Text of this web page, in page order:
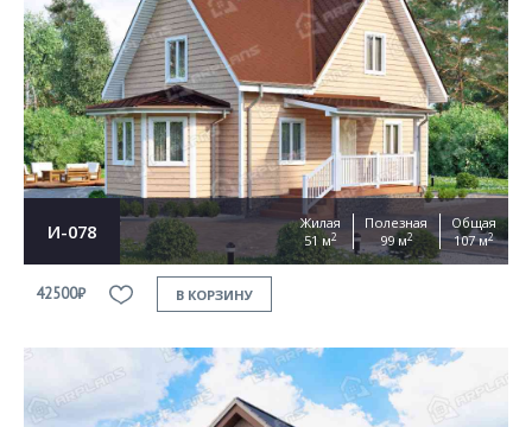
И-078
Жилая
51 м2
Полезная
99 м2
Общая
107 м2
42500₽ В КОРЗИНУ